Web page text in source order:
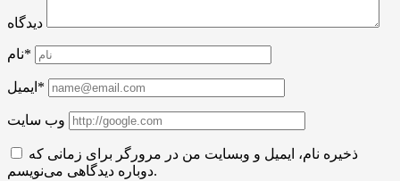
دیدگاه
نام*
ایمیل*
وب سایت
ذخیره نام، ایمیل و وبسایت من در مرورگر برای زمانی که
دوباره دیدگاهی می‌نویسم.